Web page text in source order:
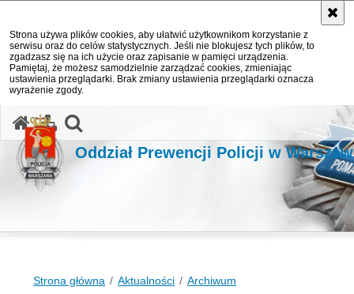
Strona używa plików cookies, aby ułatwić użytkownikom korzystanie z
serwisu oraz do celów statystycznych. Jeśli nie blokujesz tych plików, to
zgadzasz się na ich użycie oraz zapisanie w pamięci urządzenia.
Pamiętaj, że możesz samodzielnie zarządzać cookies, zmieniając
ustawienia przeglądarki. Brak zmiany ustawienia przeglądarki oznacza
wyrażenie zgody.
Oddział Prewencji Policji w
Strona główna Aktualności Archiwum